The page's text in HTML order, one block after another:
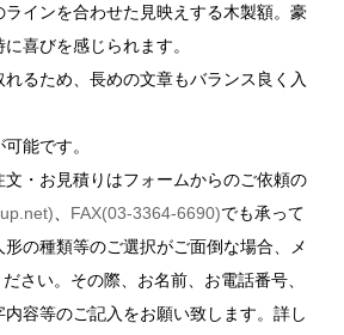
インを合わせた見映えする木製額。豪
喜びを感じられます。
るため、長めの文章もバランス良く入
能です。
・お見積りはフォームからのご依頼の
FAX(03-3364-6690)でも承って
の種類等のご選択がご面倒な場合、メ
さい。その際、お名前、お電話番号、
容等のご記入をお願い致します。詳し